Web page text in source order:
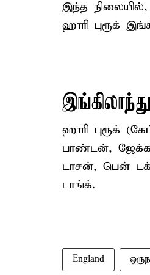
இந்த நிலையில்,
ஹாரி புரூக்
ஹாரி புரூக்
பாண்டன்,
டாசன், பென்
டாங்க்.
England